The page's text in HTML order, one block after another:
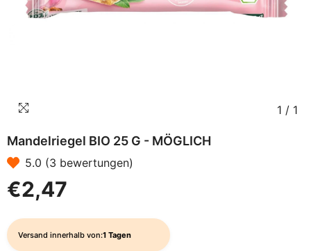
1 / 1
Mandelriegel BIO 25 G - MÖGLICH
5.0 (3 bewertungen)
€2,47
Versand innerhalb von:1 Tagen